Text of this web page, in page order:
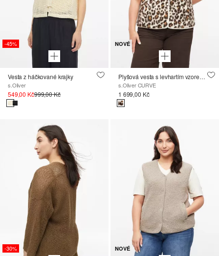
-45%
Vesta z háčkované krajky
s.Oliver
549,00 Kč999,00 Kč
NOVÉ
Plyšová vesta s levhartím vzorem a volnějším střihem Relaxed Fit
s.Oliver CURVE
1 699,00 Kč
-30% NOVÉ